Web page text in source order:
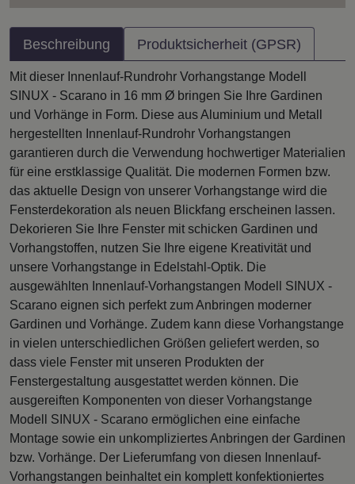
Beschreibung Produktsicherheit (GPSR)
Mit dieser Innenlauf-Rundrohr Vorhangstange Modell
SINUX - Scarano in 16 mm Ø bringen Sie Ihre Gardinen
und Vorhänge in Form. Diese aus Aluminium und Metall
hergestellten Innenlauf-Rundrohr Vorhangstangen
garantieren durch die Verwendung hochwertiger Materialien
für eine erstklassige Qualität. Die modernen Formen bzw.
das aktuelle Design von unserer Vorhangstange wird die
Fensterdekoration als neuen Blickfang erscheinen lassen.
Dekorieren Sie Ihre Fenster mit schicken Gardinen und
Vorhangstoffen, nutzen Sie Ihre eigene Kreativität und
unsere Vorhangstange in Edelstahl-Optik. Die
ausgewählten Innenlauf-Vorhangstangen Modell SINUX -
Scarano eignen sich perfekt zum Anbringen moderner
Gardinen und Vorhänge. Zudem kann diese Vorhangstange
in vielen unterschiedlichen Größen geliefert werden, so
dass viele Fenster mit unseren Produkten der
Fenstergestaltung ausgestattet werden können. Die
ausgereiften Komponenten von dieser Vorhangstange
Modell SINUX - Scarano ermöglichen eine einfache
Montage sowie ein unkompliziertes Anbringen der Gardinen
bzw. Vorhänge. Der Lieferumfang von diesen Innenlauf-
Vorhangstangen beinhaltet ein komplett konfektioniertes